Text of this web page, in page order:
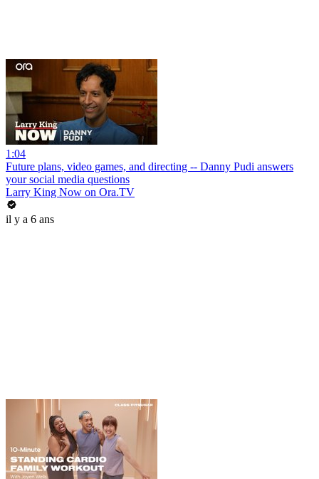
1:04
Future plans, video games, and directing -- Danny Pudi answers
your social media questions
Larry King Now on Ora.TV
il y a 6 ans